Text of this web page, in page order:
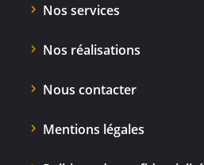
Nos services
Nos réalisations
Nous contacter
Mentions légales